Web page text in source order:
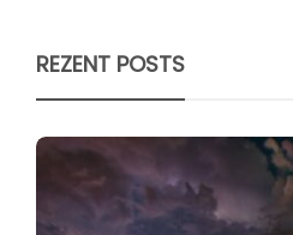
REZENT POSTS